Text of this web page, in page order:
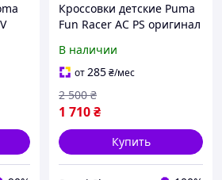
Кроссовки детские Puma
Fun Racer AC PS оригинал
мальчика и девочки
размер 31 стелька 19,5 см
В наличии
от285₴/мес
1 710₴
2 500 ₴
Купить